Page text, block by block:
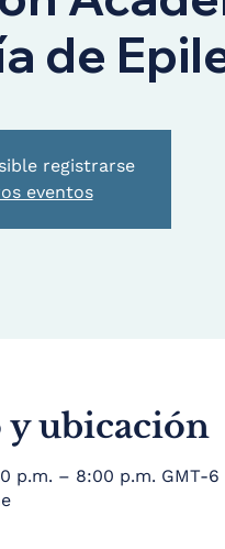
de
registrarse
eventos
ubicación
p.m. – 8:00 p.m. GMT-6